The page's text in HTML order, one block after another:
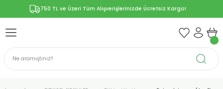
750 TL ve Üzeri Tüm Alışverişlerinizde Ücretsiz Kargo!
Geri Dön
Propolis
Geri Dön
Geri Dön
Geri Dön
KAPSÜLLER
Geri Dön